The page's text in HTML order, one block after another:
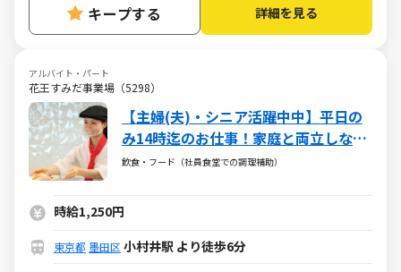
キープする 詳細を見る
アルバイト・パート
花王すみだ事業場（5298）
【主婦(夫)・シニア活躍中中】平日の
み14時迄のお仕事！家庭と両立しなが
ら無理なく働けます◎
飲食・フード（社員食堂での調理補助）
時給1,250円
東京都 墨田区 小村井駅 より徒歩6分